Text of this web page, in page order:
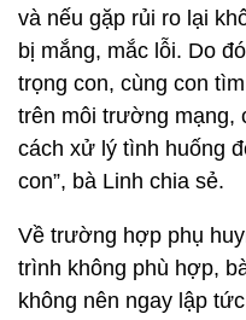
và nếu gặp rủi ro lại
bị mắng, mắc lỗi. Do
trọng con, cùng con
trên môi trường mạng,
cách xử lý tình huống
con”, bà Linh chia sẻ.
Về trường hợp phụ
trình không phù hợp,
không nên ngay lập